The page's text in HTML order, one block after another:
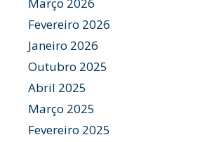
Fevereiro 2026
Janeiro 2026
Outubro 2025
Abril 2025
Março 2025
Fevereiro 2025